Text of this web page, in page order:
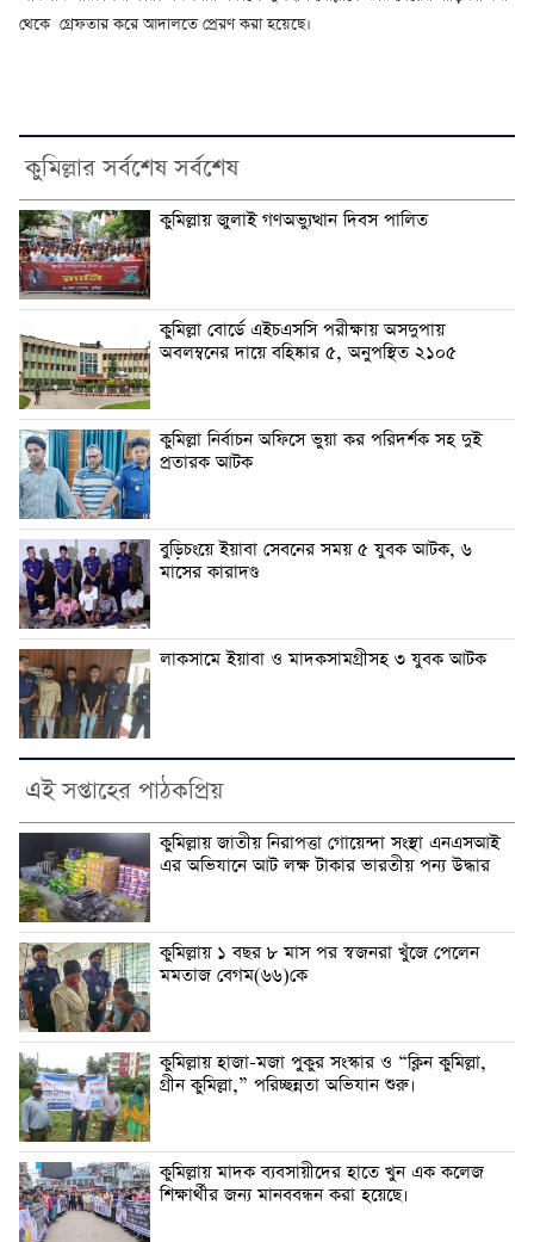
থেকে গ্রেফতার করে আদালতে প্রেরণ করা হয়েছে।
কুমিল্লার সর্বশেষ সর্বশেষ
কুমিল্লায় জুলাই গণঅভ্যুত্থান দিবস পালিত
কুমিল্লা বোর্ডে এইচএসসি পরীক্ষায় অসদুপায়
অবলম্বনের দায়ে বহিষ্কার ৫, অনুপস্থিত ২১০৫
কুমিল্লা নির্বাচন অফিসে ভুয়া কর পরিদর্শক সহ দুই
প্রতারক আটক
বুড়িচংয়ে ইয়াবা সেবনের সময় ৫ যুবক আটক, ৬
মাসের কারাদণ্ড
লাকসামে ইয়াবা ও মাদকসামগ্রীসহ ৩ যুবক আটক
এই সপ্তাহের পাঠকপ্রিয়
কুমিল্লায় জাতীয় নিরাপত্তা গোয়েন্দা সংস্থা এনএসআই
এর অভিযানে আট লক্ষ টাকার ভারতীয় পন্য উদ্ধার
কুমিল্লায় ১ বছর ৮ মাস পর স্বজনরা খুঁজে পেলেন
মমতাজ বেগম(৬৬)কে
কুমিল্লায় হাজা-মজা পুকুর সংস্কার ও “ক্লিন কুমিল্লা,
গ্রীন কুমিল্লা,” পরিচ্ছন্নতা অভিযান শুরু।
কুমিল্লায় মাদক ব্যবসায়ীদের হাতে খুন এক কলেজ
শিক্ষার্থীর জন্য মানববন্ধন করা হয়েছে।